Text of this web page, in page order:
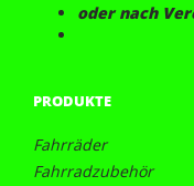
oder nach
PRODUKTE
Fahrräder
Fahrradzubehör